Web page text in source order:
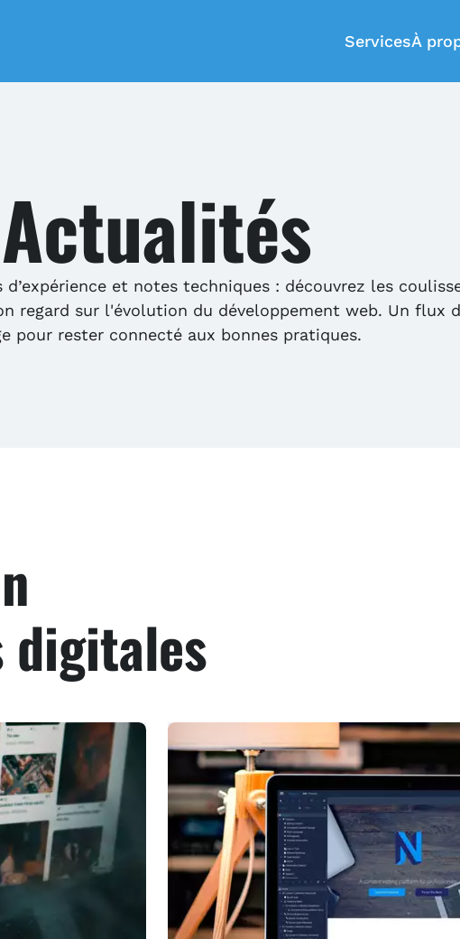
ServicesÀ
Actualités
d’expérience et notes techniques : découvrez les
regard sur l'évolution du développement web. Un flux
pour rester connecté aux bonnes pratiques.
digitales